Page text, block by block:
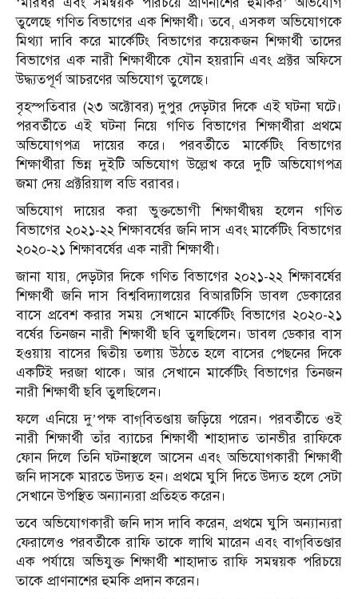
তুলেছে গণিত বিভাগের এক শিক্ষার্থী। তবে, এসকল অভিযোগকে
মিথ্যা দাবি করে মার্কেটিং বিভাগের কয়েকজন শিক্ষার্থী তাদের
বিভাগের এক নারী শিক্ষার্থীকে যৌন হয়রানি এবং প্রক্টর অফিসে
উদ্ধ্যতপূর্ণ আচরণের অভিযোগ তুলেছে।
বৃহস্পতিবার (২৩ অক্টোবর) দুপুর দেড়টার দিকে এই ঘটনা ঘটে।
পরবর্তীতে এই ঘটনা নিয়ে গণিত বিভাগের শিক্ষার্থীরা প্রথমে
অভিযোগপত্র দায়ের করে। পরবর্তীতে মার্কেটিং বিভাগের
শিক্ষার্থীরা ভিন্ন দুইটি অভিযোগ উল্লেখ করে দুটি অভিযোগপত্র
জমা দেয় প্রক্টরিয়াল বডি বরাবর।
অভিযোগ দায়ের করা ভুক্তভোগী শিক্ষার্থীদ্বয় হলেন গণিত
বিভাগের ২০২১-২২ শিক্ষাবর্ষের জনি দাস এবং মার্কেটিং বিভাগের
২০২০-২১ শিক্ষাবর্ষের এক নারী শিক্ষার্থী।
জানা যায়, দেড়টার দিকে গণিত বিভাগের ২০২১-২২ শিক্ষাবর্ষের
শিক্ষার্থী জনি দাস বিশ্ববিদ্যালয়ের বিআরটিসি ডাবল ডেকারের
বাসে প্রবেশ করার সময় সেখানে মার্কেটিং বিভাগের ২০২০-২১
বর্ষের তিনজন নারী শিক্ষার্থী ছবি তুলছিলেন। ডাবল ডেকার বাস
হওয়ায় বাসের দ্বিতীয় তলায় উঠতে হলে বাসের পেছনের দিকে
একটিই দরজা থাকে। আর সেখানে মার্কেটিং বিভাগের তিনজন
নারী শিক্ষার্থী ছবি তুলছিলেন।
ফলে এনিয়ে দু’পক্ষ বাগ্‌বিতণ্ডায় জড়িয়ে পরেন। পরবর্তীতে ওই
নারী শিক্ষার্থী তাঁর ব্যাচের শিক্ষার্থী শাহাদাত তানভীর রাফিকে
ফোন দিলে তিনি ঘটনাস্থলে আসেন এবং অভিযোগকারী শিক্ষার্থী
জনি দাসকে মারতে উদ্যত হন। প্রথমে ঘুসি দিতে উদ্যত হলে সেটা
সেখানে উপস্থিত অন্যান্যরা প্রতিহত করেন।
তবে অভিযোগকারী জনি দাস দাবি করেন, প্রথমে ঘুসি অন্যান্যরা
ফেরালেও পরবর্তীকে রাফি তাকে লাথি মারেন এবং বাগ্‌বিতণ্ডার
এক পর্যায়ে অভিযুক্ত শিক্ষার্থী শাহাদাত রাফি সমন্বয়ক পরিচয়ে
তাকে প্রাণনাশের হুমকি প্রদান করেন।